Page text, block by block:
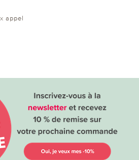
appel